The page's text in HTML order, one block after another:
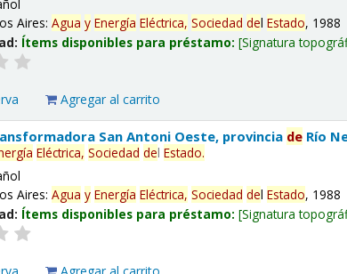
Aires:Agua y Energía Eléctrica, Sociedad delEstado, 1988
Ítems disponibles para préstamo: Signatura
Agregar al carrito
San Antoni Oeste, provincia de Río
Eléctrica, Sociedad delEstado.
Aires:Agua y Energía Eléctrica, Sociedad delEstado, 1988
Ítems disponibles para préstamo: Signatura
Agregar al carrito